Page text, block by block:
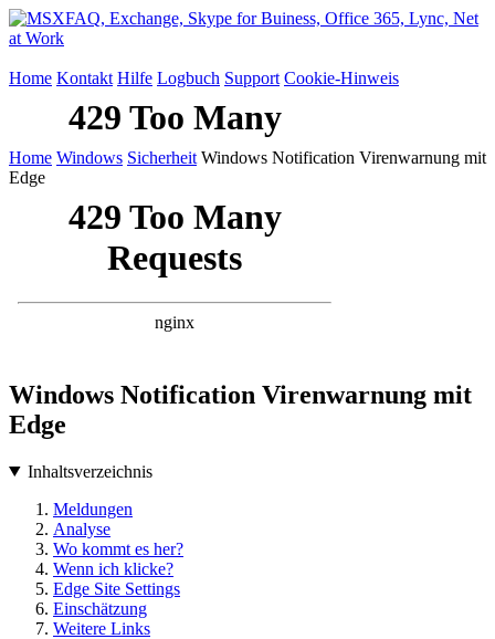
Home Kontakt Hilfe Logbuch Support Cookie-Hinweis
Home Windows Sicherheit Windows Notification Virenwarnung mit
Edge
Windows Notification Virenwarnung mit
Edge
Inhaltsverzeichnis
Meldungen
Analyse
Wo kommt es her?
Wenn ich klicke?
Edge Site Settings
Einschätzung
Weitere Links